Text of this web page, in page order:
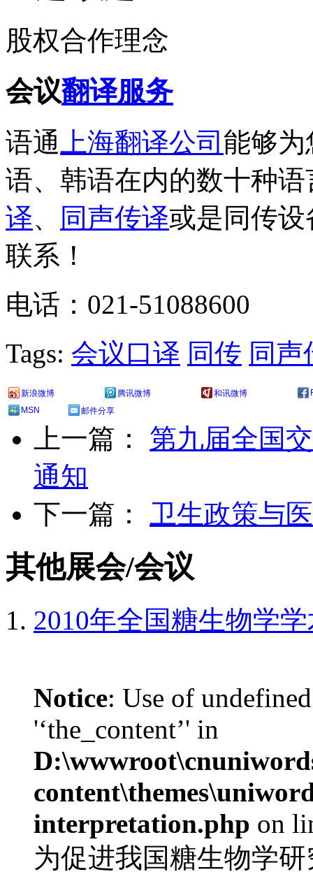
股权合作理念
会议翻译服务
语通 上海翻译公司 能够
语、韩语在内的数十种语
译、 同声传译或是同传
联系！
电话：021-51088600
Tags: 会议口译 同传 同声
新浪微博 腾讯微博 和讯微博
MSN
邮件分享
上一篇： 第九届全国
通知
下一篇： 卫生政策与
其他展会/会议
2010年全国糖生物学
Notice: Use of
'‘the_content’' in
interpretation.php on
为促进我国糖生物学